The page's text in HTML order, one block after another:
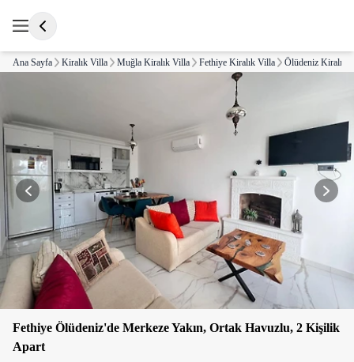
Ana Sayfa Kiralık Villa Muğla Kiralık Villa Fethiye Kiralık Villa Ölüdeniz Kiralık
Fethiye Ölüdeniz'de Merkeze Yakın, Ortak Havuzlu, 2 Kişilik
Apart